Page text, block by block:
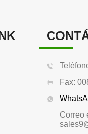
Fax:
Correo